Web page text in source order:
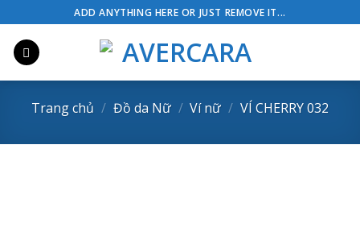
to
content
ADD ANYTHING HERE OR JUST REMOVE IT...
Trang chủ / Đồ da Nữ / Ví nữ / VÍ CHERRY 032